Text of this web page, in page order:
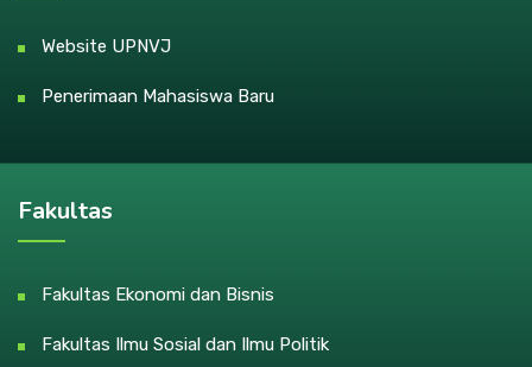
Website UPNVJ
Penerimaan Mahasiswa Baru
Fakultas
Fakultas Ekonomi dan Bisnis
Fakultas Ilmu Sosial dan Ilmu Politik